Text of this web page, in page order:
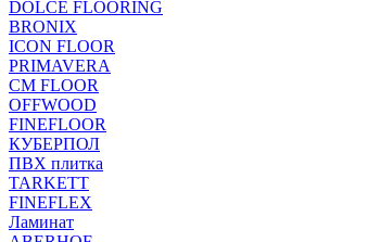
DOLCE FLOORING
BRONIX
ICON FLOOR
PRIMAVERA
CM FLOOR
OFFWOOD
FINEFLOOR
КУБЕРПОЛ
ПВХ плитка
TARKETT
FINEFLEX
Ламинат